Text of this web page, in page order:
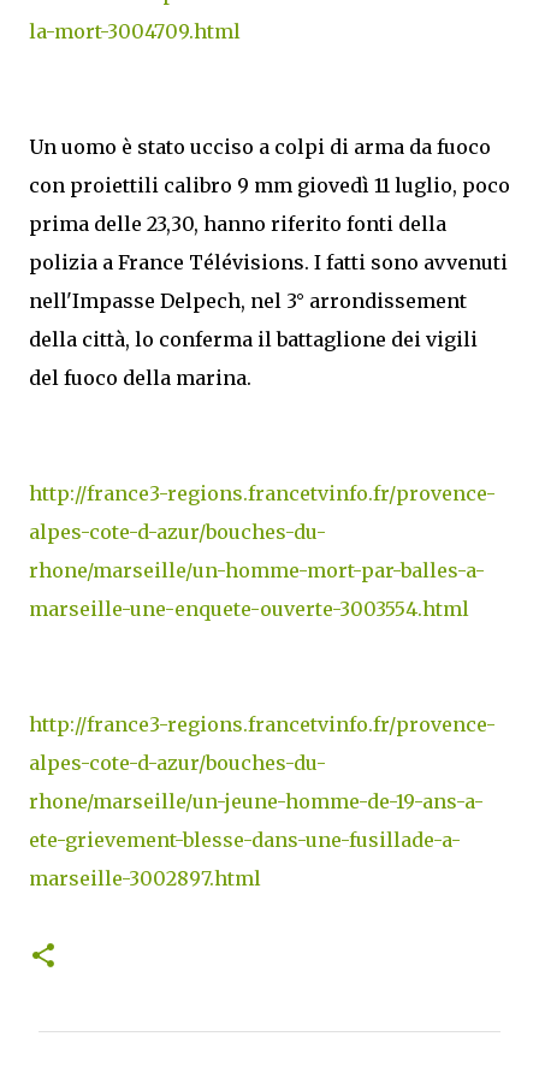
la-mort-3004709.html
Un uomo è stato ucciso a colpi di arma da fuoco
con proiettili calibro 9 mm giovedì 11 luglio, poco
prima delle 23,30, hanno riferito fonti della
polizia a France Télévisions. I fatti sono avvenuti
nell'Impasse Delpech, nel 3° arrondissement
della città, lo conferma il battaglione dei vigili
del fuoco della marina.
http://france3-regions.francetvinfo.fr/provence-
alpes-cote-d-azur/bouches-du-
rhone/marseille/un-homme-mort-par-balles-a-
marseille-une-enquete-ouverte-3003554.html
http://france3-regions.francetvinfo.fr/provence-
alpes-cote-d-azur/bouches-du-
rhone/marseille/un-jeune-homme-de-19-ans-a-
ete-grievement-blesse-dans-une-fusillade-a-
marseille-3002897.html